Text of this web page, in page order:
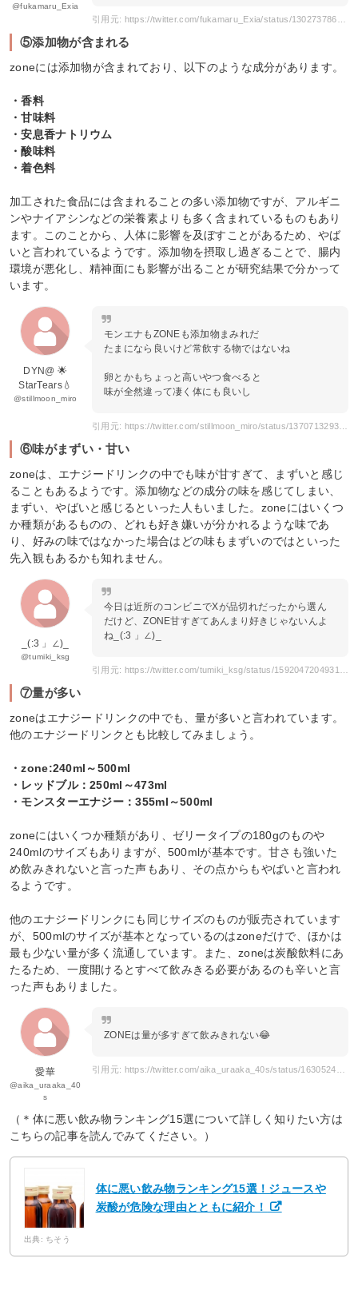
@fukamaru_Exia
⑤添加物が含まれる
zoneには添加物が含まれており、以下のような成分があります。
・香料
・甘味料
・安息香ナトリウム
・酸味料
・着色料
加工された食品には含まれることの多い添加物ですが、アルギニ
ンやナイアシンなどの栄養素よりも多く含まれているものもあり
ます。このことから、人体に影響を及ぼすことがあるため、やば
いと言われているようです。添加物を摂取し過ぎることで、腸内
環境が悪化し、精神面にも影響が出ることが研究結果で分かって
います。
DYN@ 🌟
StarTears💧
@stillmoon_miro
モンエナもZONEも添加物まみれだ
たまになら良いけど常飲する物ではないね
卵とかもちょっと高いやつ食べると
味が全然違って凄く体にも良いし
⑥味がまずい・甘い
zoneは、エナジードリンクの中でも味が甘すぎて、まずいと感じ
ることもあるようです。添加物などの成分の味を感じてしまい、
まずい、やばいと感じるといった人もいました。zoneにはいくつ
か種類があるものの、どれも好き嫌いが分かれるような味であ
り、好みの味ではなかった場合はどの味もまずいのではといった
先入観もあるかも知れません。
_(:3 」∠)_
@tumiki_ksg
今日は近所のコンビニでXが品切れだったから選ん
だけど、ZONE甘すぎてあんまり好きじゃないんよ
ね_(:3 」∠)_
⑦量が多い
zoneはエナジードリンクの中でも、量が多いと言われています。
他のエナジードリンクとも比較してみましょう。
・zone:240ml～500ml
・レッドブル：250ml～473ml
・モンスターエナジー：355ml～500ml
zoneにはいくつか種類があり、ゼリータイプの180gのものや
240mlのサイズもありますが、500mlが基本です。甘さも強いた
め飲みきれないと言った声もあり、その点からもやばいと言われ
るようです。
他のエナジードリンクにも同じサイズのものが販売されています
が、500mlのサイズが基本となっているのはzoneだけで、ほかは
最も少ない量が多く流通しています。また、zoneは炭酸飲料にあ
たるため、一度開けるとすべて飲みきる必要があるのも辛いと言
った声もありました。
愛華
@aika_uraaka_40
s
ZONEは量が多すぎて飲みきれない😂
（＊体に悪い飲み物ランキング15選について詳しく知りたい方は
こちらの記事を読んでみてください。）
体に悪い飲み物ランキング15選！ジュースや
炭酸が危険な理由とともに紹介！
出典: ちそう